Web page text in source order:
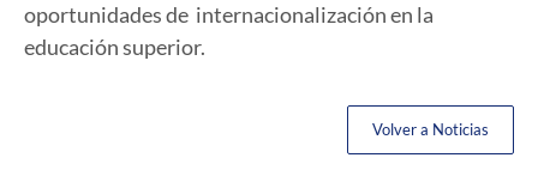
oportunidades de internacionalización en la
educación superior.
Volver a Noticias